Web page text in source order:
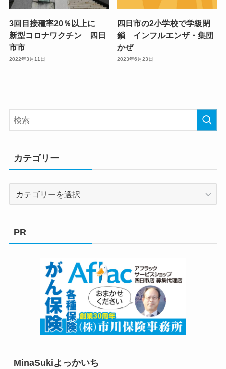
3回目接種率20％以上に
新型コロナワクチン 四日
市市
2022年3月11日
四日市の2小学校で学級閉
鎖 インフルエンザ・集団
かぜ
2023年6月23日
カテゴリー
PR
MinaSukiよっかいち